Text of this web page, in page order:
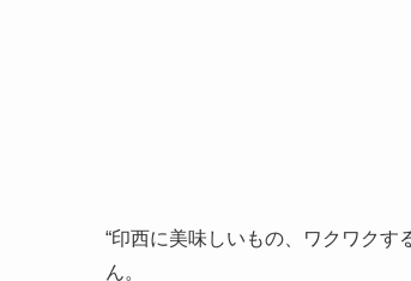
“印西に美味しいもの、ワクワクす
ん。